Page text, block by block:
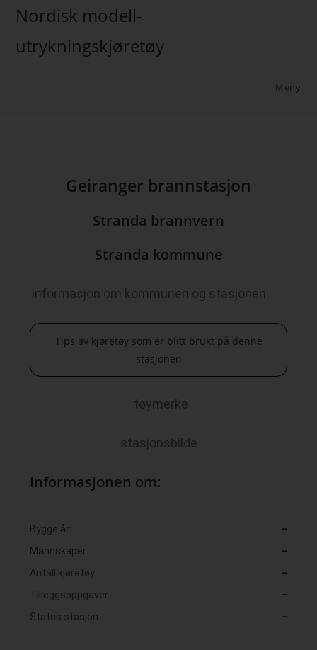
Nordisk modell-
utrykningskjøretøy
Meny
Geiranger brannstasjon
Stranda brannvern
Stranda kommune
informasjon om kommunen og stasjonen:
Tips av kjøretøy som er blitt brukt på denne
stasjonen
tøymerke
stasjonsbilde
Informasjonen om:
Bygge år:
–
Mannskaper:
–
Antall kjøretøy:
–
Tilleggsoppgaver:
–
Status stasjon:
–